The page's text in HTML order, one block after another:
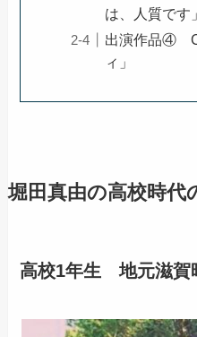
は、人質です」
出演作品④
ィ」
堀田真由の高校時代
高校1年生 地元滋賀